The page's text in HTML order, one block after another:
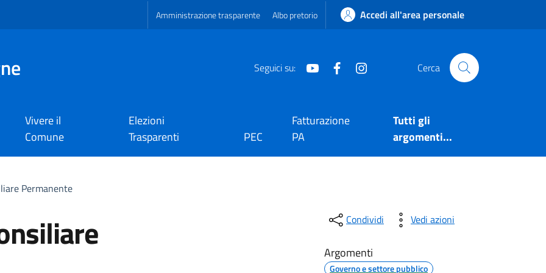
Amministrazione trasparente Albo pretorio Accedi all'area personale
Seguici su: Youtube Facebook Cerca
Vivere il
Comune
Elezioni
Trasparenti
PEC
Fatturazione
PA
Tutti gli
argomenti...
Permanente
Condividi Vedi azioni
Argomenti
Governo e settore pubblico